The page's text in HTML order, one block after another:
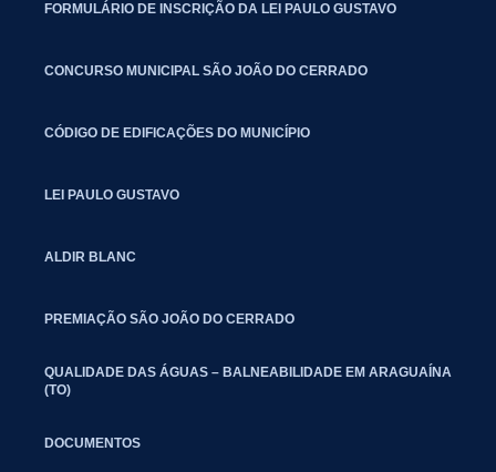
FORMULÁRIO DE INSCRIÇÃO DA LEI PAULO GUSTAVO
CONCURSO MUNICIPAL SÃO JOÃO DO CERRADO
CÓDIGO DE EDIFICAÇÕES DO MUNICÍPIO
LEI PAULO GUSTAVO
ALDIR BLANC
PREMIAÇÃO SÃO JOÃO DO CERRADO
QUALIDADE DAS ÁGUAS – BALNEABILIDADE EM ARAGUAÍNA
(TO)
DOCUMENTOS